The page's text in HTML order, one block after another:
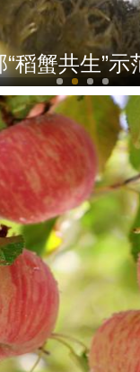
稻蟹共生”